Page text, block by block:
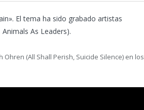
El tema ha sido grabado artistas
As Leaders).
Ohren (All Shall Perish, Suicide Silence) en los